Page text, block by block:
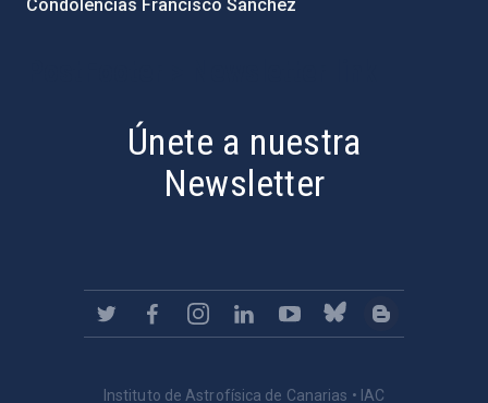
Condolencias Francisco Sánchez
Únete a nuestra
Newsletter
Instituto de Astrofísica de Canarias • IAC